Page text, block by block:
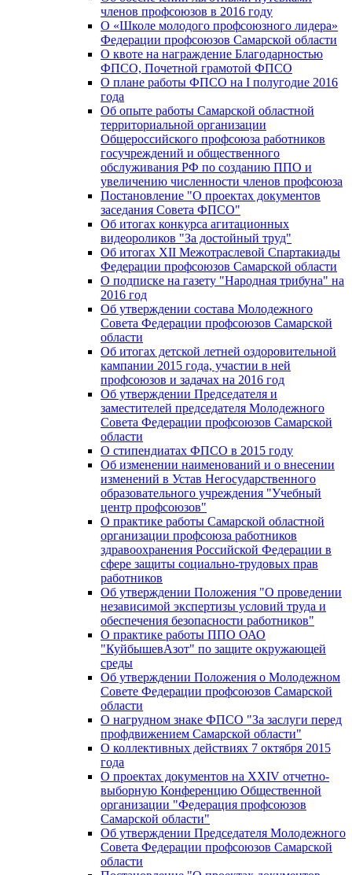
членов профсоюзов в 2016 году
О «Школе молодого профсоюзного лидера»
Федерации профсоюзов Самарской области
О квоте на награждение Благодарностью
ФПСО, Почетной грамотой ФПСО
О плане работы ФПСО на I полугодие 2016
года
Об опыте работы Самарской областной
территориальной организации
Общероссийского профсоюза работников
госучреждений и общественного
обслуживания РФ по созданию ППО и
увеличению численности членов профсоюза
Постановление "О проектах документов
заседания Совета ФПСО"
Об итогах конкурса агитационных
видеороликов "За достойный труд"
Об итогах XII Межотраслевой Спартакиады
Федерации профсоюзов Самарской области
О подписке на газету "Народная трибуна" на
2016 год
Об утверждении состава Молодежного
Совета Федерации профсоюзов Самарской
области
Об итогах детской летней оздоровительной
кампании 2015 года, участии в ней
профсоюзов и задачах на 2016 год
Об утверждении Председателя и
заместителей председателя Молодежного
Совета Федерации профсоюзов Самарской
области
О стипендиатах ФПСО в 2015 году
Об изменении наименований и о внесении
изменений в Устав Негосударственного
образовательного учреждения "Учебный
центр профсоюзов"
О практике работы Самарской областной
организации профсоюза работников
здравоохранения Российской Федерации в
сфере защиты социально-трудовых прав
работников
Об утверждении Положения "О проведении
независимой экспертизы условий труда и
обеспечения безопасности работников"
О практике работы ППО ОАО
"КуйбышевАзот" по защите окружающей
среды
Об утверждении Положения о Молодежном
Совете Федерации профсоюзов Самарской
области
О нагрудном знаке ФПСО "За заслуги перед
профдвижением Самарской области"
О коллективных действиях 7 октября 2015
года
О проектах документов на XXIV отчетно-
выборную Конференцию Общественной
организации "Федерация профсоюзов
Самарской области"
Об утверждении Председателя Молодежного
Совета Федерации профсоюзов Самарской
области